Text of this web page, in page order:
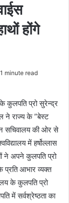
होंगे
1 minute read
के कुलपति प्रो सुरेन्द्र
ने राज्य के ”बेस्ट
सचिवालय की ओर से
में हर्षोल्लास
ने अपने कुलपति प्रो
प्रति आभार व्यक्त
के कुलपति प्रो
में सर्वश्रेष्ठता का